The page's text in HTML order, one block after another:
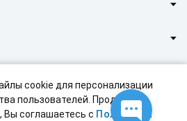
cookie для персонализации
пользователей. Продолжая
Вы соглашаетесь с Политикой